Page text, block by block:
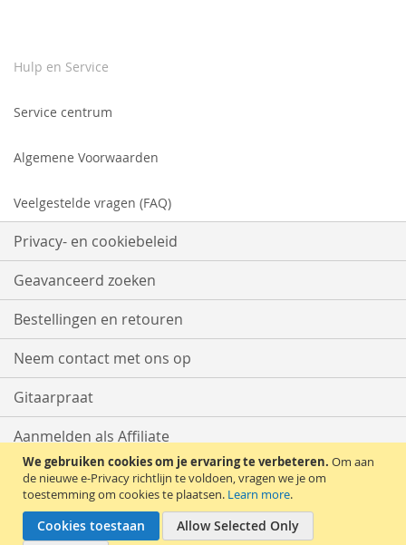
We gebruiken cookies om je ervaring te verbeteren. Om aan
de nieuwe e-Privacy richtlijn te voldoen, vragen we je om
toestemming om cookies te plaatsen. Learn more.
Cookies toestaan Allow Selected Only
Hulp en Service
Service centrum
Algemene Voorwaarden
Veelgestelde vragen (FAQ)
Privacy- en cookiebeleid
Geavanceerd zoeken
Bestellingen en retouren
Neem contact met ons op
Gitaarpraat
Aanmelden als Affiliate
Start met Verkopen